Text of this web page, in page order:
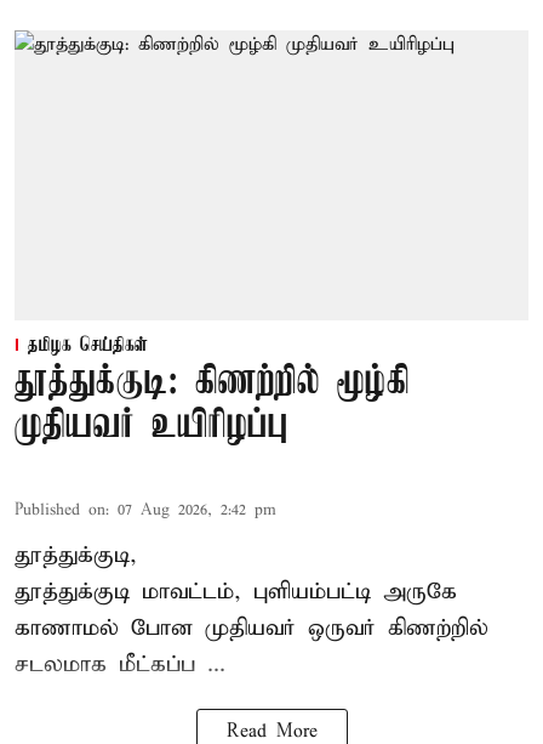
தமிழக செய்திகள்
தூத்துக்குடி: கிணற்றில் மூழ்கி
முதியவர் உயிரிழப்பு
Published on: 07 Aug 2026, 2:42 pm
தூத்துக்குடி,
தூத்துக்குடி மாவட்டம், புளியம்பட்டி அருகே
காணாமல் போன முதியவர் ஒருவர் கிணற்றில்
சடலமாக மீட்கப்ப ...
Read More